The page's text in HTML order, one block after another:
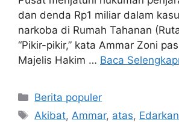
dan denda Rp1 miliar dalam
narkoba di Rumah Tahanan
“Pikir-pikir,” kata Ammar Zoni
Majelis Hakim … Baca
Kategori
Berita populer
Tag
Akibat,Ammar, atas, Edarkan